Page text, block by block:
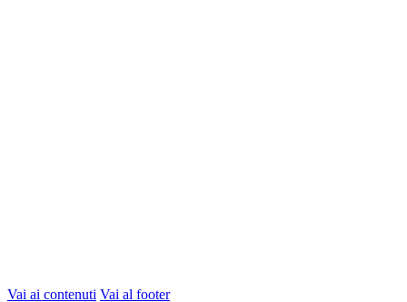
Vai ai contenuti Vai al footer